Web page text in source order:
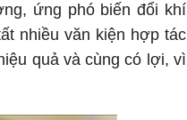
ứng phó biến đổi khí
nhiều văn kiện hợp tác
quả và cùng có lợi, vì